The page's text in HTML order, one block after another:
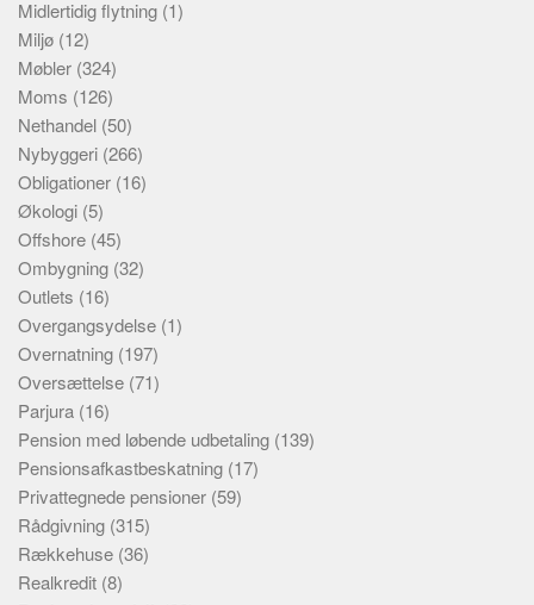
Midlertidig flytning (1)
Miljø (12)
Møbler (324)
Moms (126)
Nethandel (50)
Nybyggeri (266)
Obligationer (16)
Økologi (5)
Offshore (45)
Ombygning (32)
Outlets (16)
Overgangsydelse (1)
Overnatning (197)
Oversættelse (71)
Parjura (16)
Pension med løbende udbetaling (139)
Pensionsafkastbeskatning (17)
Privattegnede pensioner (59)
Rådgivning (315)
Rækkehuse (36)
Realkredit (8)